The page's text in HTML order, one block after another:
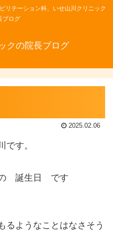
リテーション科、いせ山川クリニック
ブログ
クの院長ブログ
2025.02.06
す。
誕生日 です
ようなことはなさそう